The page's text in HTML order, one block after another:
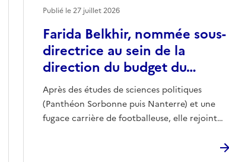
Farida Belkhir, nommée sous-
directrice au sein de la
direction du budget du…
Après des études de sciences politiques
(Panthéon Sorbonne puis Nanterre) et une
fugace carrière de footballeuse, elle rejoint…
Publié le27 juillet 2026